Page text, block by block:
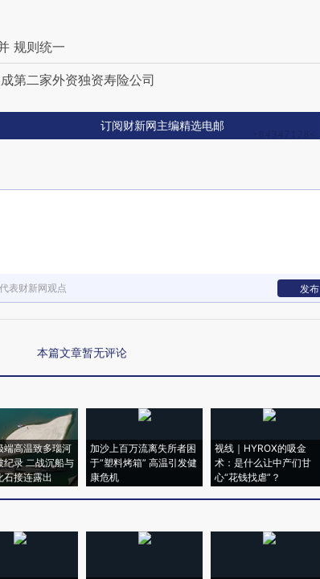
规则统一
第二家外资独资寿险公司
订阅财新网主编精选电邮
表财新网观点 发布
本篇文章暂无评论
端高温致多瑙河
纪录 二战沉船与
石接连露出
加沙上百万流离失所者困
于“塑料烤箱” 高温引发健
康危机
视线｜HYROX的吸金
术：是什么让中产们甘
心“花钱找虐”？